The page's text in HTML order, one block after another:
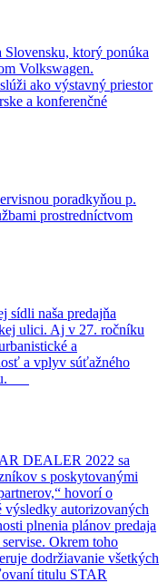
ktorý ponúka
Volkswagen.
ako výstavný priestor
a konferenčné
poradkyňou p.
prostredníctvom
sídli naša predajňa
ulici. Aj v 27. ročníku
a
a vplyv súťažného
DEALER 2022 sa
s poskytovanými
hovorí o
výsledky autorizovaných
plnenia plánov predaja
Okrem toho
dodržiavanie všetkých
titulu STAR